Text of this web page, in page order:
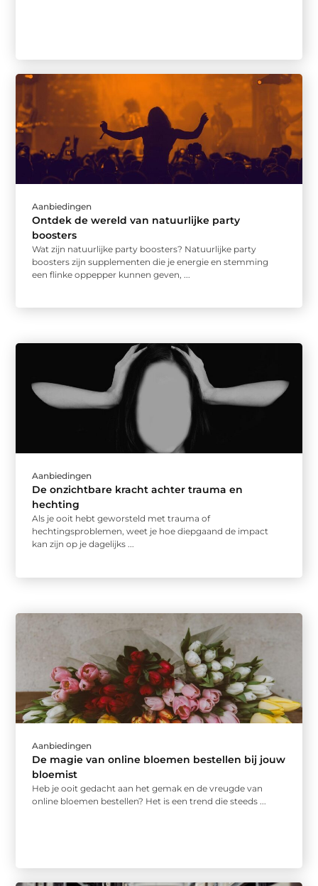
Aanbiedingen
Ontdek de wereld van natuurlijke party
boosters
Wat zijn natuurlijke party boosters? Natuurlijke party
boosters zijn supplementen die je energie en stemming
een flinke oppepper kunnen geven, ...
Aanbiedingen
De onzichtbare kracht achter trauma en
hechting
Als je ooit hebt geworsteld met trauma of
hechtingsproblemen, weet je hoe diepgaand de impact
kan zijn op je dagelijks ...
Aanbiedingen
De magie van online bloemen bestellen bij jouw
bloemist
Heb je ooit gedacht aan het gemak en de vreugde van
online bloemen bestellen? Het is een trend die steeds ...